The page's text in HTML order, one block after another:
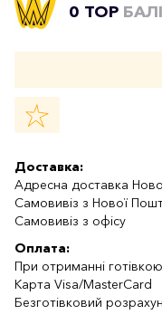
0 TOP
Доставка:
Адресна доставка
Самовивіз з Нової
Самовивіз з офісу
Оплата:
При отриманні готівкою
Карта Visa/MasterCard
Безготівковий